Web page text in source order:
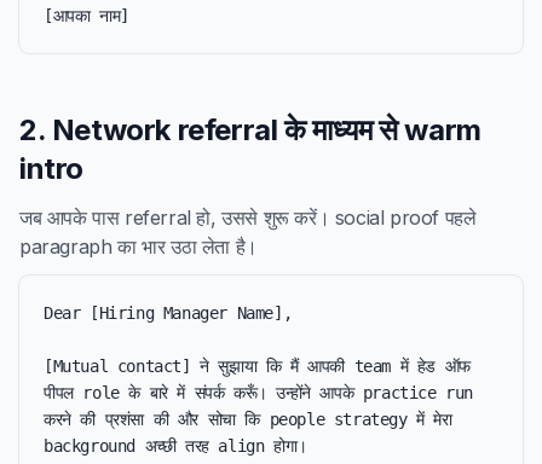
[आपका नाम]
2. Network referral के माध्यम से warm
intro
जब आपके पास referral हो, उससे शुरू करें। social proof पहले
paragraph का भार उठा लेता है।
Dear [Hiring Manager Name],
[Mutual contact] ने सुझाया कि मैं आपकी team में हेड ऑफ
पीपल role के बारे में संपर्क करूँ। उन्होंने आपके practice run
करने की प्रशंसा की और सोचा कि people strategy में मेरा
background अच्छी तरह align होगा।